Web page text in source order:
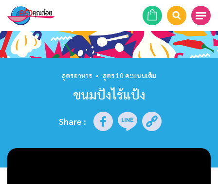
หน้าแรก
รายการย้อนหลัง
สูตรอาหาร • สูตร 10 คะแนนเต็ม
ขนมปังไร้แป้ง
Share :